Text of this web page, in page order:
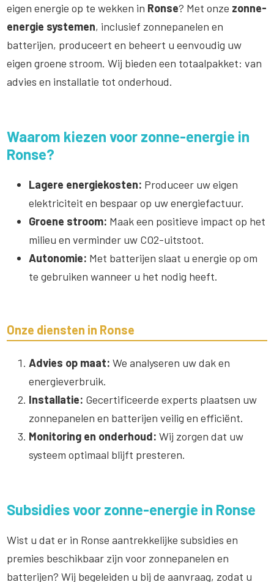
eigen energie op te wekken in Ronse? Met onze zonne-
energie systemen, inclusief zonnepanelen en
batterijen, produceert en beheert u eenvoudig uw
eigen groene stroom. Wij bieden een totaalpakket: van
advies en installatie tot onderhoud.
Waarom kiezen voor zonne-energie in
Ronse?
Lagere energiekosten: Produceer uw eigen
elektriciteit en bespaar op uw energiefactuur.
Groene stroom: Maak een positieve impact op het
milieu en verminder uw CO2-uitstoot.
Autonomie: Met batterijen slaat u energie op om
te gebruiken wanneer u het nodig heeft.
Onze diensten in Ronse
Advies op maat: We analyseren uw dak en
energieverbruik.
Installatie: Gecertificeerde experts plaatsen uw
zonnepanelen en batterijen veilig en efficiënt.
Monitoring en onderhoud: Wij zorgen dat uw
systeem optimaal blijft presteren.
Subsidies voor zonne-energie in Ronse
Wist u dat er in Ronse aantrekkelijke subsidies en
premies beschikbaar zijn voor zonnepanelen en
batterijen? Wij begeleiden u bij de aanvraag, zodat u